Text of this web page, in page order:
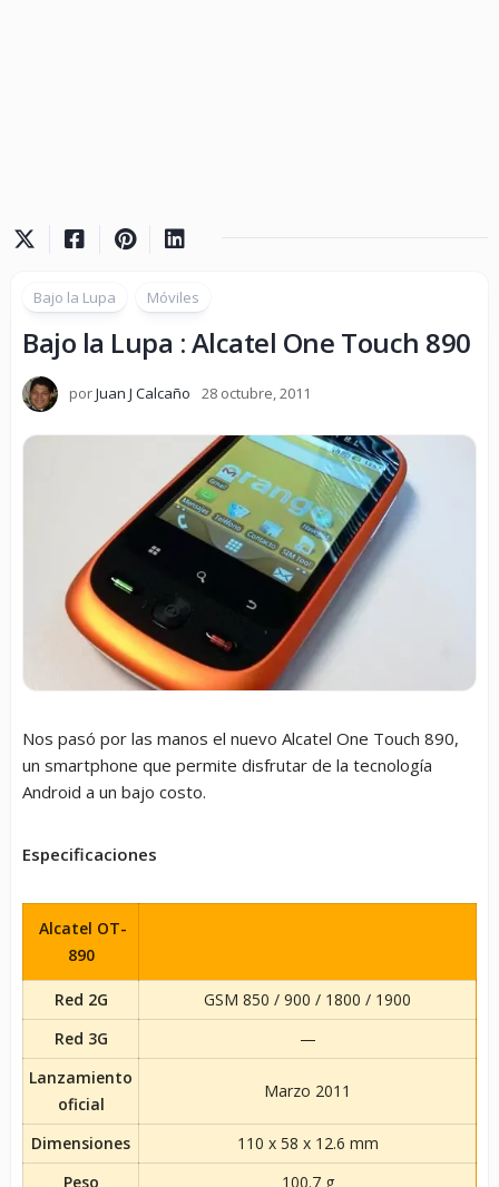
Bajo la Lupa Móviles
Bajo la Lupa : Alcatel One Touch 890
porJuan J Calcaño 28 octubre, 2011
Nos pasó por las manos el nuevo Alcatel One Touch 890,
un smartphone que permite disfrutar de la tecnología
Android a un bajo costo.
Especificaciones
Alcatel OT-
890
Red 2G
GSM 850 / 900 / 1800 / 1900
Red 3G
—
Lanzamiento
oficial
Marzo 2011
Dimensiones
110 x 58 x 12.6 mm
Peso
100.7 g